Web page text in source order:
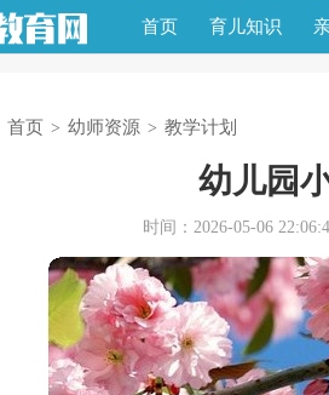
首页 育儿知识
首页 > 幼师资源 > 教学计划
幼儿园
时间：2026-05-06